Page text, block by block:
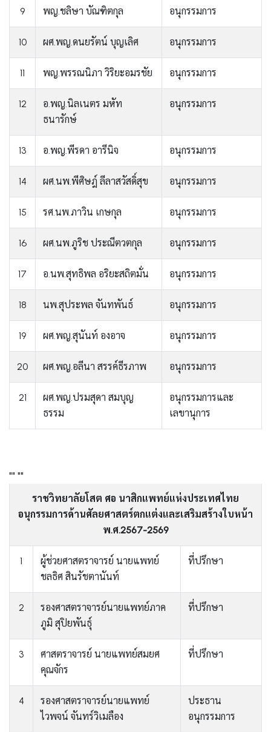
9 พญ.ชลิษา บัณฑิตกุล อนุกรรมการ
10 ผศ.พญ.ดนยรัตน์ บุญเลิศ อนุกรรมการ
11 พญ.พรรณนิภา วิริยะอมรชัย อนุกรรมการ
12
อ.พญ.นิลเนตร มหัท
ธนารักษ์
อนุกรรมการ
13 อ.พญ.พีรดา อารีนิจ อนุกรรมการ
14 ผศ.นพ.พีศิษฎ์ ลีลาสวัสดิ์สุข อนุกรรมการ
15 รศ.นพ.ภาวิน เกษกุล อนุกรรมการ
16 ผศ.นพ.ภูริช ประณีตวตกุล อนุกรรมการ
17 อ.นพ.สุทธิพล อริยะสถิตมั่น อนุกรรมการ
18 นพ.สุประพล จันทพันธ์ อนุกรรมการ
19 ผศ.พญ.สุนันท์ องอาจ อนุกรรมการ
20 ผศ.พญ.อลีนา สรรค์ธีรภาพ อนุกรรมการ
21
ผศ.พญ.ปรมสุดา สมบุญ
ธรรม
อนุกรรมการและ
เลขานุการ
"" ""
ราชวิทยาลัยโสต ศอ นาสิกแพทย์แห่งประเทศไทย
อนุกรรมการด้านศัลยศาสตร์ตกแต่งและเสริมสร้างใบหน้า
พ.ศ.2567-2569
1
ผู้ช่วยศาสตราจารย์ นายแพทย์
ชลธิศ สินรัชตานันท์
ที่ปรึกษา
2
รองศาสตราจารย์นายแพทย์ภาค
ภูมิ สุปิยพันธุ์
ที่ปรึกษา
3
ศาสตราจารย์ นายแพทย์สมยศ
คุณจักร
ที่ปรึกษา
4
รองศาสตราจารย์นายแพทย์
ไวพจน์ จันทร์วิเมลือง
ประธาน
อนุกรรมการ